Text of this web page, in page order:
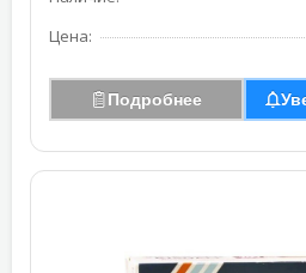
Цена:
Подробнее